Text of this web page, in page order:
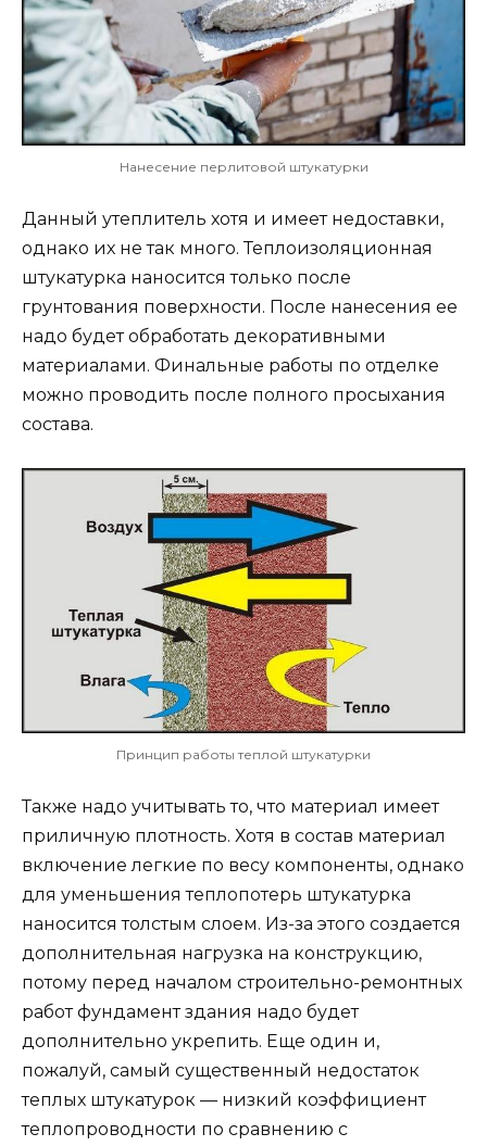
Нанесение перлитовой штукатурки
Данный утеплитель хотя и имеет недоставки,
однако их не так много. Теплоизоляционная
штукатурка наносится только после
грунтования поверхности. После нанесения ее
надо будет обработать декоративными
материалами. Финальные работы по отделке
можно проводить после полного просыхания
состава.
Принцип работы теплой штукатурки
Также надо учитывать то, что материал имеет
приличную плотность. Хотя в состав материал
включение легкие по весу компоненты, однако
для уменьшения теплопотерь штукатурка
наносится толстым слоем. Из-за этого создается
дополнительная нагрузка на конструкцию,
потому перед началом строительно-ремонтных
работ фундамент здания надо будет
дополнительно укрепить. Еще один и,
пожалуй, самый существенный недостаток
теплых штукатурок — низкий коэффициент
теплопроводности по сравнению с